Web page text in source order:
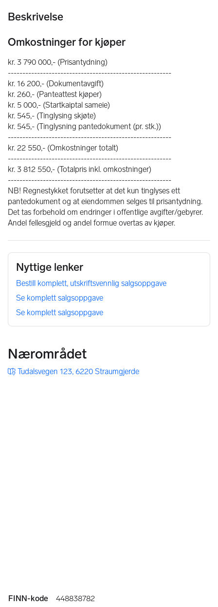
Beskrivelse
Omkostninger for kjøper
kr. 3 790 000,- (Prisantydning)
--------------------------------------------------------
kr. 16 200,- (Dokumentavgift)
kr. 260,- (Panteattest kjøper)
kr. 5 000,- (Startkaiptal sameie)
kr. 545,- (Tinglysing skjøte)
kr. 545,- (Tinglysning pantedokument (pr. stk.))
--------------------------------------------------------
kr. 22 550,- (Omkostninger totalt)
--------------------------------------------------------
kr. 3 812 550,- (Totalpris inkl. omkostninger)
--------------------------------------------------------
NB! Regnestykket forutsetter at det kun tinglyses ett
pantedokument og at eiendommen selges til prisantydning.
Det tas forbehold om endringer i offentlige avgifter/gebyrer.
Andel fellesgjeld og andel formue overtas av kjøper.
Nyttige lenker
Bestill komplett, utskriftsvennlig salgsoppgave
Se komplett salgsoppgave
Se komplett salgsoppgave
Nærområdet
Tudalsvegen 123, 6220 Straumgjerde
Annonseinformasjon
FINN-kode
448838782